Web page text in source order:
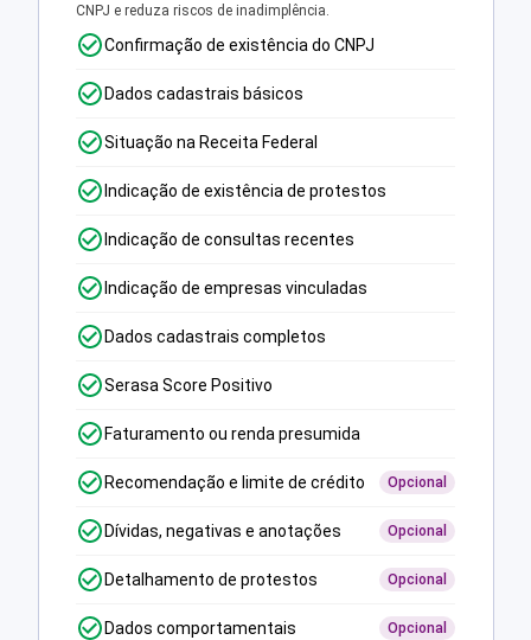
CNPJ e reduza riscos de inadimplência.
Confirmação de existência do CNPJ
Dados cadastrais básicos
Situação na Receita Federal
Indicação de existência de protestos
Indicação de consultas recentes
Indicação de empresas vinculadas
Dados cadastrais completos
Serasa Score Positivo
Faturamento ou renda presumida
Recomendação e limite de crédito Opcional
Dívidas, negativas e anotações Opcional
Detalhamento de protestos Opcional
Dados comportamentais Opcional